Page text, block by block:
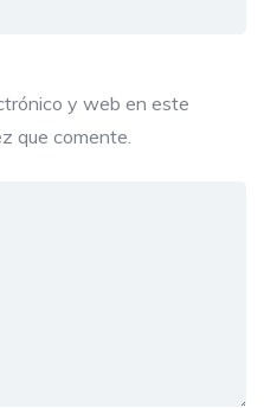
y web en este
que comente.